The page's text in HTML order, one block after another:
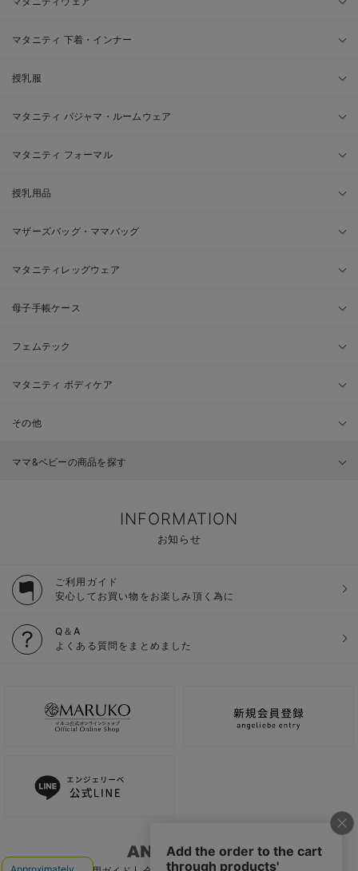
マタニティ 下着・インナー
授乳服
マタニティ パジャマ・ルームウェア
マタニティ フォーマル
授乳用品
マザーズバッグ・ママバッグ
マタニティレッグウェア
母子手帳ケース
フェムテック
マタニティ ボディケア
その他
ママ&ベビーの商品を探す
INFORMATION
お知らせ
ご利用ガイド
安心してお買い物をお楽しみ頂く為に
Q＆A
よくある質問をまとめました